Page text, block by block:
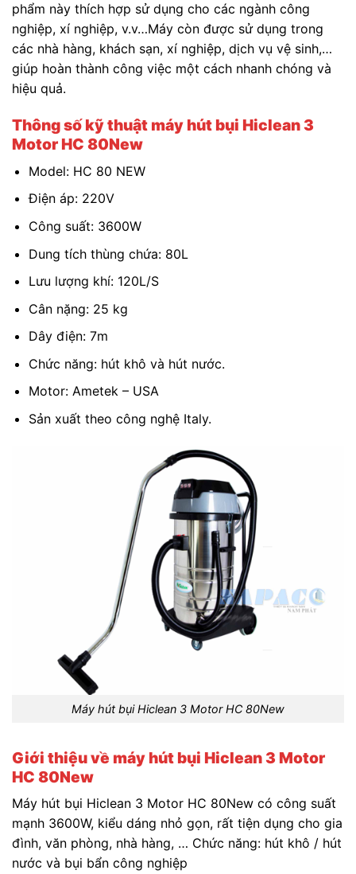
phẩm này thích hợp sử dụng cho các ngành công
nghiệp, xí nghiệp, v.v…Máy còn được sử dụng trong
các nhà hàng, khách sạn, xí nghiệp, dịch vụ vệ sinh,…
giúp hoàn thành công việc một cách nhanh chóng và
hiệu quả.
Thông số kỹ thuật máy hút bụi Hiclean 3
Motor HC 80New
Model: HC 80 NEW
Điện áp: 220V
Công suất: 3600W
Dung tích thùng chứa: 80L
Lưu lượng khí: 120L/S
Cân nặng: 25 kg
Dây điện: 7m
Chức năng: hút khô và hút nước.
Motor: Ametek – USA
Sản xuất theo công nghệ Italy.
Máy hút bụi Hiclean 3 Motor HC 80New
Giới thiệu về máy hút bụi Hiclean 3 Motor
HC 80New
Máy hút bụi Hiclean 3 Motor HC 80New có công suất
mạnh 3600W, kiểu dáng nhỏ gọn, rất tiện dụng cho gia
đình, văn phòng, nhà hàng, … Chức năng: hút khô / hút
nước và bụi bẩn công nghiệp